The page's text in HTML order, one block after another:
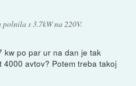
s 3.7kW na 220V.
kw po par ur na dan je tak
avtov? Potem treba takoj